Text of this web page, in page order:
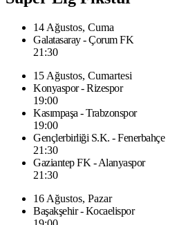
14 Ağustos, Cuma
Galatasaray - Çorum FK
21:30
15 Ağustos, Cumartesi
Konyaspor - Rizespor
19:00
Kasımpaşa - Trabzonspor
19:00
Gençlerbirliği S.K. - Fenerbahçe
21:30
Gaziantep FK - Alanyaspor
21:30
16 Ağustos, Pazar
Başakşehir - Kocaelispor